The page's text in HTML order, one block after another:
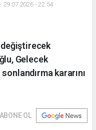
29.07.2026 - 22:54
Gelecek
kararını
ABONE OL